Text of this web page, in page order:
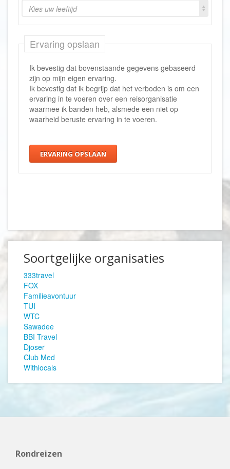
Kies uw leeftijd
Ervaring opslaan
Ik bevestig dat bovenstaande gegevens gebaseerd
zijn op mijn eigen ervaring.
Ik bevestig dat ik begrijp dat het verboden is om een
ervaring in te voeren over een reisorganisatie
waarmee ik banden heb, alsmede een niet op
waarheid beruste ervaring in te voeren.
ERVARING OPSLAAN
Soortgelijke organisaties
333travel
FOX
Familieavontuur
TUI
WTC
Sawadee
BBI Travel
Djoser
Club Med
Withlocals
Rondreizen